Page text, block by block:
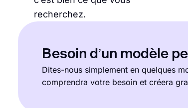
recherchez.
Besoin d’un modèle
Dites-nous simplement en quelques
comprendra votre besoin et créera